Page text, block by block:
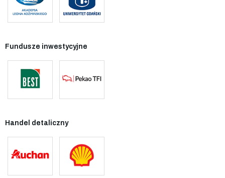
Fundusze inwestycyjne
Handel detaliczny